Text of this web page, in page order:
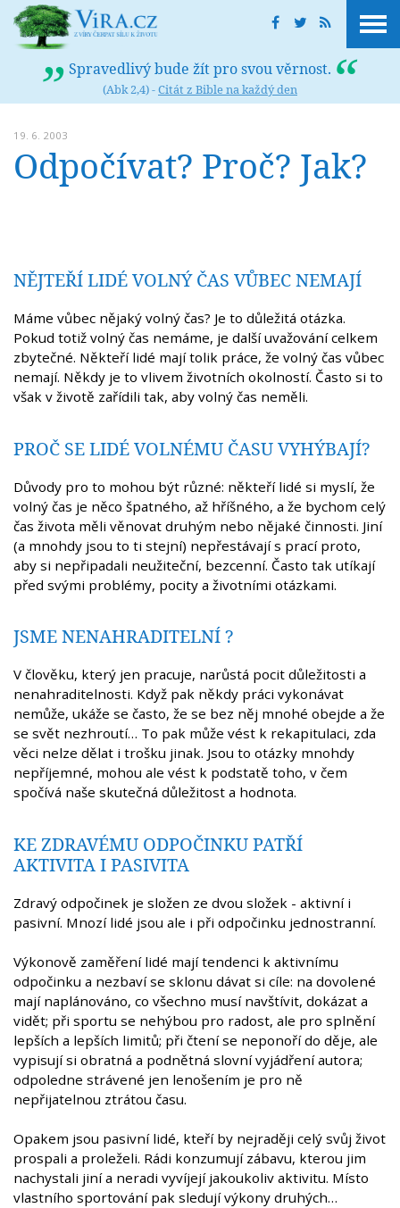
Spravedlivý bude žít pro svou věrnost.
(Abk 2,4) -Citát z Bible na každý den
19. 6. 2003
Odpočívat? Proč? Jak?
NĚJTEŘÍ LIDÉ VOLNÝ ČAS VŮBEC NEMAJÍ
Máme vůbec nějaký volný čas? Je to důležitá otázka.
Pokud totiž volný čas nemáme, je další uvažování celkem
zbytečné. Někteří lidé mají tolik práce, že volný čas vůbec
nemají. Někdy je to vlivem životních okolností. Často si to
však v životě zařídili tak, aby volný čas neměli.
PROČ SE LIDÉ VOLNÉMU ČASU VYHÝBAJÍ?
Důvody pro to mohou být různé: někteří lidé si myslí, že
volný čas je něco špatného, až hříšného, a že bychom celý
čas života měli věnovat druhým nebo nějaké činnosti. Jiní
(a mnohdy jsou to ti stejní) nepřestávají s prací proto,
aby si nepřipadali neužiteční, bezcenní. Často tak utíkají
před svými problémy, pocity a životními otázkami.
JSME NENAHRADITELNÍ ?
V člověku, který jen pracuje, narůstá pocit důležitosti a
nenahraditelnosti. Když pak někdy práci vykonávat
nemůže, ukáže se často, že se bez něj mnohé obejde a že
se svět nezhroutí… To pak může vést k rekapitulaci, zda
věci nelze dělat i trošku jinak. Jsou to otázky mnohdy
nepříjemné, mohou ale vést k podstatě toho, v čem
spočívá naše skutečná důležitost a hodnota.
KE ZDRAVÉMU ODPOČINKU PATŘÍ
AKTIVITA I PASIVITA
Zdravý odpočinek je složen ze dvou složek - aktivní i
pasivní. Mnozí lidé jsou ale i při odpočinku jednostranní.
Výkonově zaměření lidé mají tendenci k aktivnímu
odpočinku a nezbaví se sklonu dávat si cíle: na dovolené
mají naplánováno, co všechno musí navštívit, dokázat a
vidět; při sportu se nehýbou pro radost, ale pro splnění
lepších a lepších limitů; při čtení se neponoří do děje, ale
vypisují si obratná a podnětná slovní vyjádření autora;
odpoledne strávené jen lenošením je pro ně
nepřijatelnou ztrátou času.
Opakem jsou pasivní lidé, kteří by nejraději celý svůj život
prospali a proleželi. Rádi konzumují zábavu, kterou jim
nachystali jiní a neradi vyvíjejí jakoukoliv aktivitu. Místo
vlastního sportování pak sledují výkony druhých…